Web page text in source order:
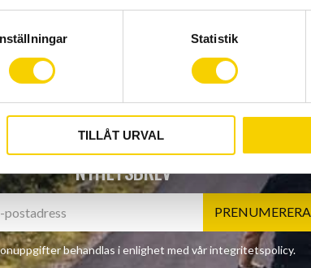
Statistik
TILLÅT URVAL
NYHETSBREV
PRENUMERERA
behandlas i enlighet med vårintegritetspolicy.